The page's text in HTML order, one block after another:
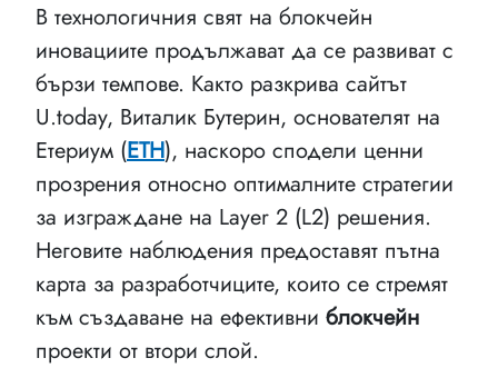
В технологичния свят на блокчейн
иновациите продължават да се развиват с
бързи темпове. Както разкрива сайтът
U.today, Виталик Бутерин, основателят на
Етериум (ETH), наскоро сподели ценни
прозрения относно оптималните стратегии
за изграждане на Layer 2 (L2) решения.
Неговите наблюдения предоставят пътна
карта за разработчиците, които се стремят
към създаване на ефективни блокчейн
проекти от втори слой.